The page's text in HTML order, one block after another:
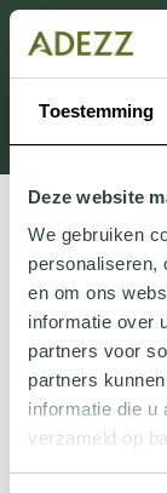
Toestemming
Deze website
We gebruiken
personaliseren,
en om ons
informatie over
partners voor
partners
informatie die u
verzameld op
Dieser
Wenn Sie
unter +31 413